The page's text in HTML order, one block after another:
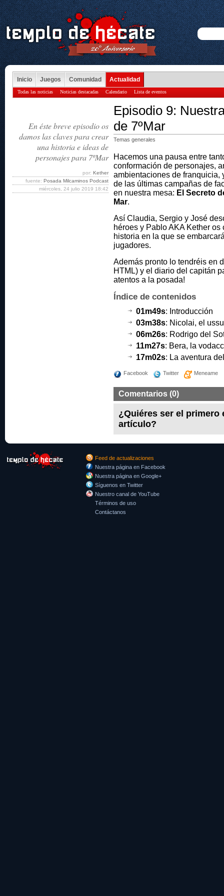
Inicio Juegos Comunidad Actualidad
Todas las noticias Noticias destacadas Calendario Lista de eventos
Episodio 9:
de 7ºMar
Temas generales
Hacemos una pausa entre
conformación de personajes,
ambientaciones de franquicia,
de las últimas campañas de
en nuestra mesa: El Secreto
Mar.
Así Claudia, Sergio y José
héroes y Pablo AKA Kether
historia en la que se
jugadores.
Además pronto lo tendréis en
HTML) y el diario del capitán
atentos a la posada!
Índice de contenidos
01m49s: Introducción
03m38s: Nicolai, el
06m26s: Rodrigo del
11m27s: Bera, la
17m02s: La aventura
Facebook Twitter Meneame
Comentarios (0)
¿Quiéres ser el primero
artículo?
En éste breve episodio os
damos las claves para crear
una historia e ideas de
personajes para 7ºMar
por: Kether
fuente: Posada Milcaminos Podcast
miércoles, 24 julio 2019 18:42
Feed de actualizaciones
Nuestra página en Facebook
Nuestra página en Google+
Síguenos en Twitter
Nuestro canal de YouTube
Términos de uso
Contáctanos